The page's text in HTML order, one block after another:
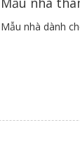
Mẫu nhà dành